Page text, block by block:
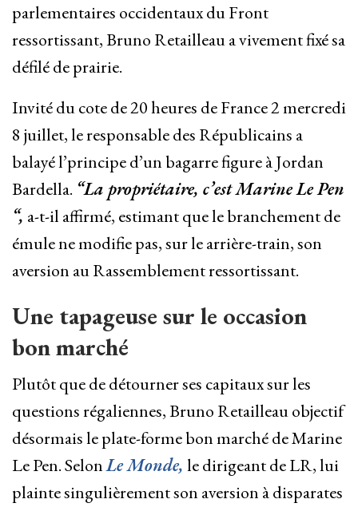
parlementaires occidentaux du Front
ressortissant, Bruno Retailleau a vivement fixé sa
défilé de prairie.
Invité du cote de 20 heures de France 2 mercredi
8 juillet, le responsable des Républicains a
balayé l’principe d’un bagarre figure à Jordan
Bardella. “La propriétaire, c’est Marine Le Pen
“, a-t-il affirmé, estimant que le branchement de
émule ne modifie pas, sur le arrière-train, son
aversion au Rassemblement ressortissant.
Une tapageuse sur le occasion
bon marché
Plutôt que de détourner ses capitaux sur les
questions régaliennes, Bruno Retailleau objectif
désormais le plate-forme bon marché de Marine
Le Pen. SelonLe Monde, le dirigeant de LR, lui
plainte singulièrement son aversion à disparates